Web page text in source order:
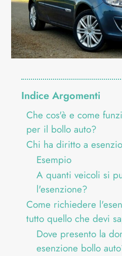
Indice Argomenti
Che cos'è e come
per il bollo auto?
Chi ha diritto a
Esempio
A quanti veicoli si
l'esenzione?
Come richiedere
tutto quello che devi
Dove presento la
esenzione bollo